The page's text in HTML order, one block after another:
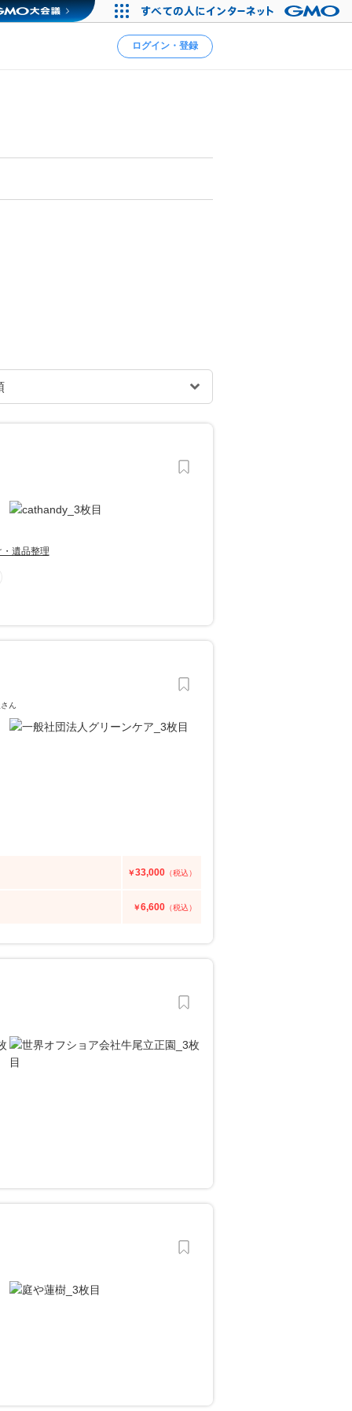
ログイン・登録
遺品整理
ん
￥33,000 （税込）
￥6,600 （税込）